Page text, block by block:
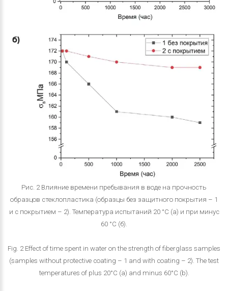
Рис. 2 Влияние времени пребывания в воде на прочность
образцов стеклопластика (образцы без защитного покрытия – 1
и с покрытием – 2). Температура испытаний 20 °С (а) и при минус
60 °С (б).
Fig. 2 Effect of time spent in water on the strength of fiberglass samples
(samples without protective coating – 1 and with coating – 2). The test
temperatures of plus 20°C (a) and minus 60°C (b).